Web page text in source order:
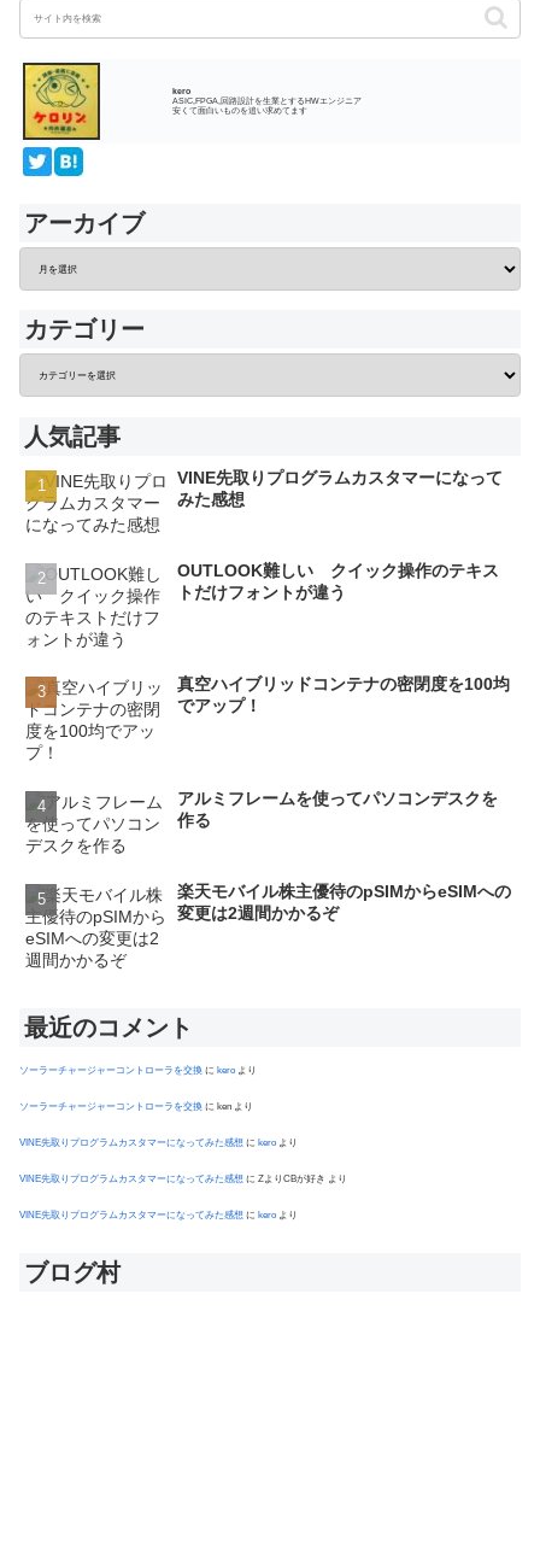
kero
ASIC,FPGA,回路設計を生業とするHWエンジニア
安くて面白いものを追い求めてます
アーカイブ
カテゴリー
人気記事
VINE先取りプログラムカスタマーになって
みた感想
OUTLOOK難しい クイック操作のテキス
トだけフォントが違う
真空ハイブリッドコンテナの密閉度を100均
でアップ！
アルミフレームを使ってパソコンデスクを
作る
楽天モバイル株主優待のpSIMからeSIMへの
変更は2週間かかるぞ
最近のコメント
ソーラーチャージャーコントローラを交換 に kero より
ソーラーチャージャーコントローラを交換 に ken より
VINE先取りプログラムカスタマーになってみた感想 に kero より
VINE先取りプログラムカスタマーになってみた感想 に ZよりCBが好き より
VINE先取りプログラムカスタマーになってみた感想 に kero より
ブログ村